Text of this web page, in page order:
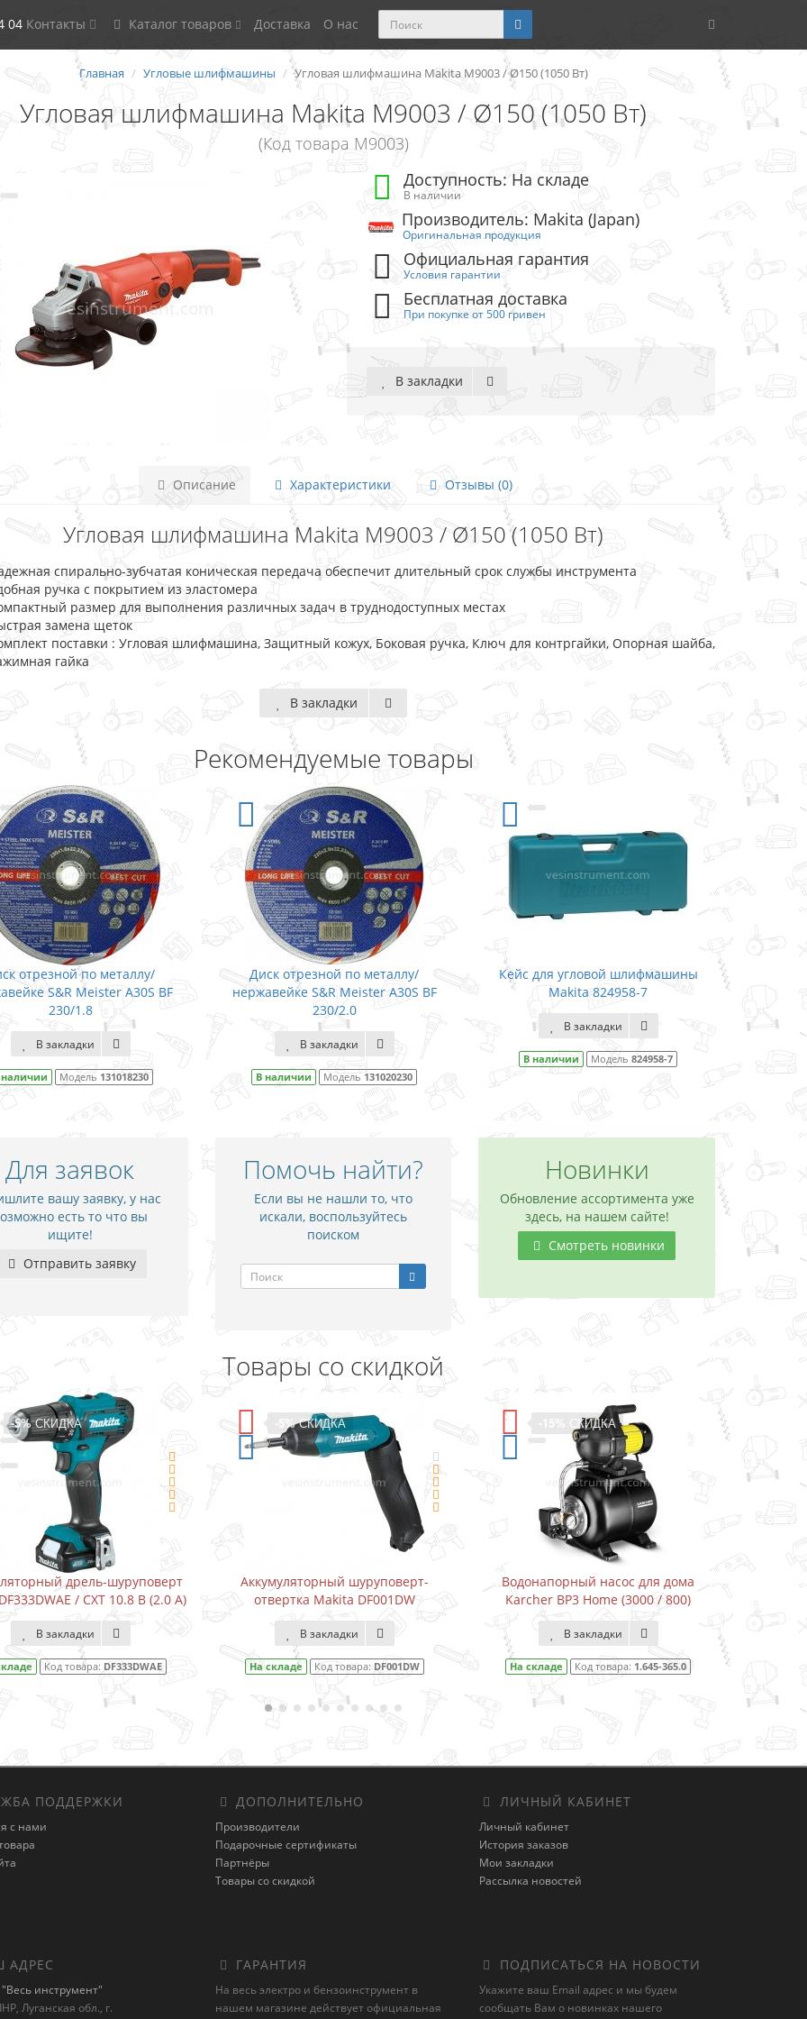
04 Контакты Каталог товаров Доставка О нас
Главная Угловые шлифмашины Угловая шлифмашина Makita M9003 / Ø150 (1050 Вт)
Угловая шлифмашина Makita M9003 / Ø150 (1050 Вт)
(Код товара M9003)
Доступность: На складе
В наличии
Производитель: Makita (Japan)
Оригинальная продукция
Официальная гарантия
Условия гарантии
Бесплатная доставка
При покупке от 500 гривен
В закладки
Описание Характеристики Отзывы (0)
Угловая шлифмашина Makita M9003 / Ø150 (1050 Вт)
спирально-зубчатая коническая передача обеспечит длительный срок службы инструмента
ручка с покрытием из эластомера
размер для выполнения различных задач в труднодоступных местах
замена щеток
поставки : Угловая шлифмашина, Защитный кожух, Боковая ручка, Ключ для контргайки, Опорная шайба,
гайка
В закладки
Рекомендуемые товары
отрезной по металлу/
S&R Meister A30S BF
230/1.8
В закладки
наличии Модель 131018230
Диск отрезной по металлу/
нержавейке S&R Meister A30S BF
230/2.0
В закладки
В наличии Модель 131020230
Кейс для угловой шлифмашины
Makita 824958-7
В закладки
В наличии Модель 824958-7
Для заявок
вашу заявку, у нас
есть то что вы
ищите!
Отправить заявку
Помочь найти?
Если вы не нашли то, что
искали, воспользуйтесь
поиском
Новинки
Обновление ассортимента уже
здесь, на нашем сайте!
Смотреть новинки
Товары со скидкой
-5%СКИДКА
Аккумуляторный шуруповерт-
отвертка Makita DF001DW
В закладки
На складе Код товара: DF001DW
-15%СКИДКА
Водонапорный насос для дома
Karcher BP3 Home (3000 / 800)
В закладки
На складе Код товара: 1.645-365.0
-11%СКИДКА
Водонапорный насос для дома
Karcher BP3 Home&Garden (3300 /
800)
В закладки
1.645-353.0
ПОДДЕРЖКИ
с нами
ДОПОЛНИТЕЛЬНО
Производители
Подарочные сертификаты
Партнёры
Товары со скидкой
ЛИЧНЫЙ КАБИНЕТ
Личный кабинет
История заказов
Мои закладки
Рассылка новостей
АДРЕС
инструмент"
Луганская обл., г.
ГАРАНТИЯ
На весь электро и бензоинструмент в
нашем магазине действует официальная
ПОДПИСАТЬСЯ НА НОВОСТИ
Укажите ваш Email адрес и мы будем
сообщать Вам о новинках нашего